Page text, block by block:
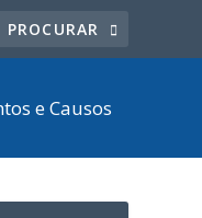
e Causos